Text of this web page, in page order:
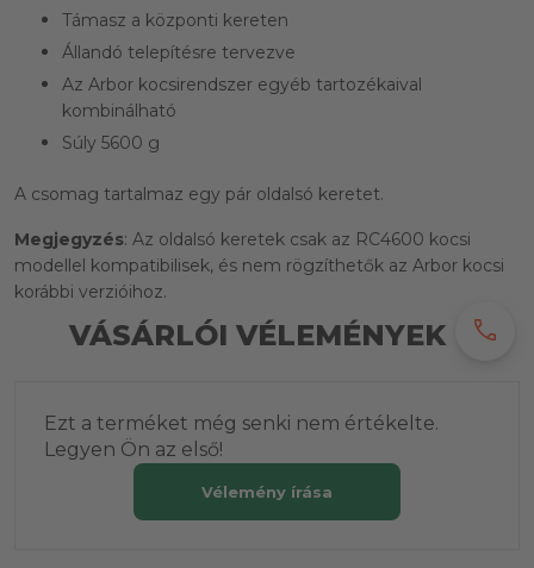
Támasz a központi kereten
Állandó telepítésre tervezve
Az Arbor kocsirendszer egyéb tartozékaival
kombinálható
Súly 5600 g
A csomag tartalmaz egy pár oldalsó keretet.
Megjegyzés: Az oldalsó keretek csak az RC4600 kocsi
modellel kompatibilisek, és nem rögzíthetők az Arbor kocsi
korábbi verzióihoz.
VÁSÁRLÓI VÉLEMÉNYEK
Ezt a terméket még senki nem értékelte.
Legyen Ön az első!
Vélemény írása
call